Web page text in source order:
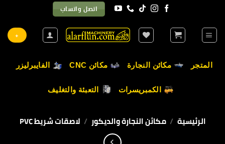
اتصل واتساب
+
المتجر مكائن النجارة مكائن CNC الفايبرليزر
الكمبريسرات التعبئة والتغليف
الرئيسية / مكائن النجارة والديكور / لاصقات شريط PVC